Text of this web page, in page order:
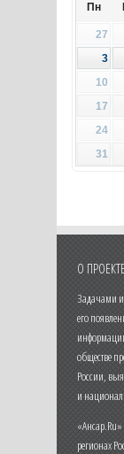
Пн
27
3
10
17
24
31
О
Задачами
его
обществе
России,
и
регионах